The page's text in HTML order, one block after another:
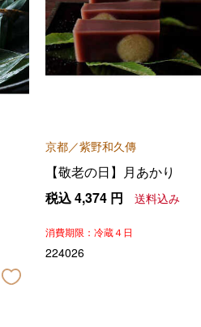
京都／紫野和久傳
【敬老の日】月あかり
税込4,374 円 送料込み
消費期限：冷蔵４日
224026